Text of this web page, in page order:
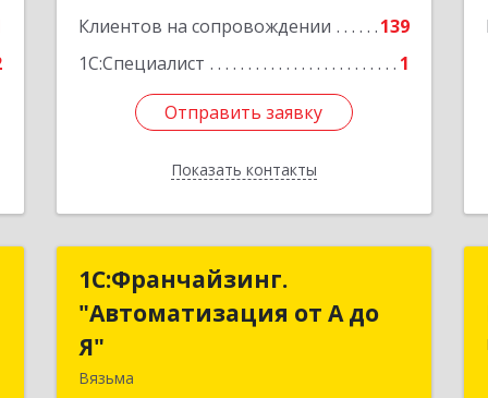
Клиентов на сопровождении
139
1С:Специалист
1
Отправить заявку
Показать контакты
Отправить заявку
Назад
1С:Франчайзинг.
"Автоматизация от А до
Я"
Вязьма
1С:Франчайзинг.
"Автоматизация от А до